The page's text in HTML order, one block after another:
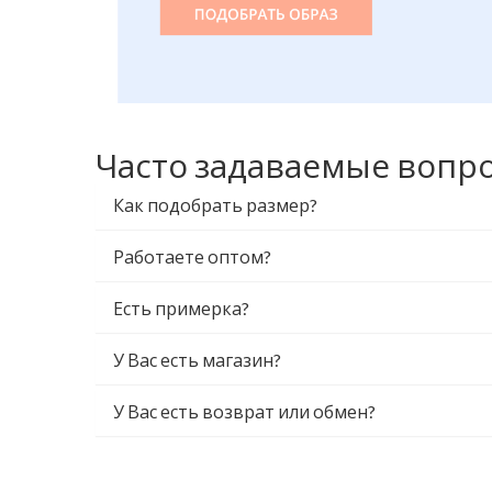
Часто задаваемые
Как подобрать размер?
Работаете оптом?
Есть примерка?
У Вас есть магазин?
У Вас есть возврат или обмен?